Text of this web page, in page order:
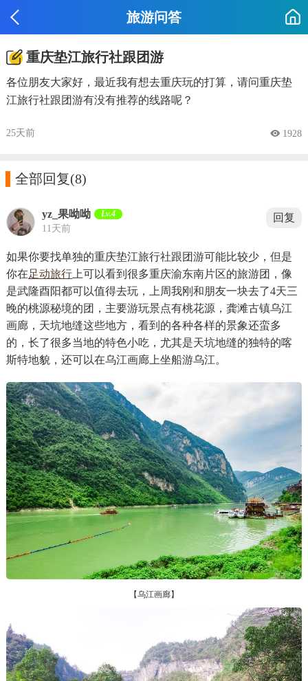
旅游问答
重庆垫江旅行社跟团游
各位朋友大家好，最近我有想去重庆玩的打算，请问重庆垫
江旅行社跟团游有没有推荐的线路呢？
25天前  1928
全部回复(8)
yz_果呦呦 Lv.4
11天前
回复
如果你要找单独的重庆垫江旅行社跟团游可能比较少，但是
你在足动旅行上可以看到很多重庆渝东南片区的旅游团，像
是武隆酉阳都可以值得去玩，上周我刚和朋友一块去了4天三
晚的桃源秘境的团，主要游玩景点有桃花源，龚滩古镇乌江
画廊，天坑地缝这些地方，看到的各种各样的景象还蛮多
的，长了很多当地的特色小吃，尤其是天坑地缝的独特的喀
斯特地貌，还可以在乌江画廊上坐船游乌江。
【乌江画廊】